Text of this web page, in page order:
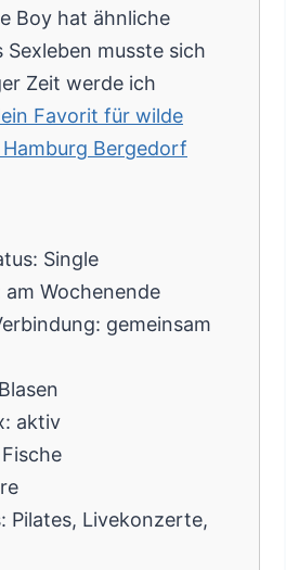
Boy hat ähnliche
Sexleben musste sich
Zeit werde ich
Favorit für wilde
Bergedorf
Single
Wochenende
gemeinsam
aktiv
Pilates, Livekonzerte,